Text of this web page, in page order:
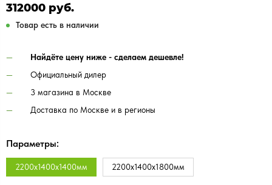
312000 руб.
Товар есть в наличии
Найдёте цену ниже - сделаем дешевле!
Официальный дилер
3 магазина в Москве
Доставка по Москве и в регионы
Параметры:
2200х1400х1400мм 2200х1400х1800мм